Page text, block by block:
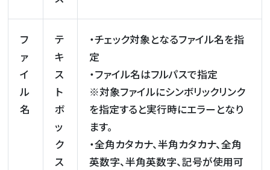
フ
ァ
イ
ル
名
テ
キ
ス
ト
ボ
ッ
ク
ス
・チェック対象となるファイル名を指
定
・ファイル名はフルパスで指定
※対象ファイルにシンボリックリンク
を指定すると実行時にエラーとなり
ます。
・全角カタカナ、半角カタカナ、全角
英数字、半角英数字、記号が使用可